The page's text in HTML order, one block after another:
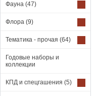
Фауна (47)
Флора (9)
Тематика - прочая (64)
Годовые наборы и
коллекции
КПД и спецгашения (5)